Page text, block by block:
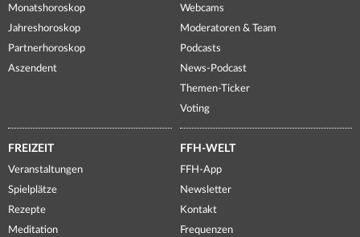
Monatshoroskop
Jahreshoroskop
Partnerhoroskop
Aszendent
Webcams
Moderatoren & Team
Podcasts
News-Podcast
Themen-Ticker
Voting
FREIZEIT
Veranstaltungen
Spielplätze
Rezepte
Meditation
FFH-WELT
FFH-App
Newsletter
Kontakt
Frequenzen